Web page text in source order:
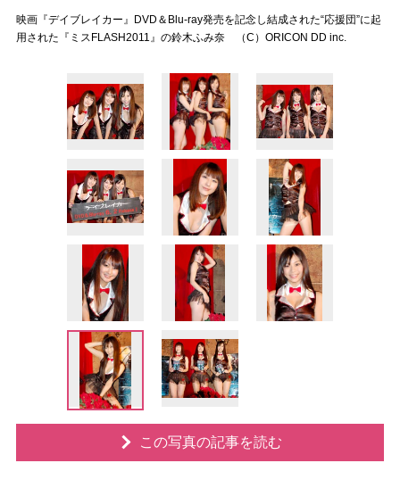
映画『デイブレイカー』DVD＆Blu-ray発売を記念し結成された“応援団”に起
用された『ミスFLASH2011』の鈴木ふみ奈 （C）ORICON DD inc.
この写真の記事を読む